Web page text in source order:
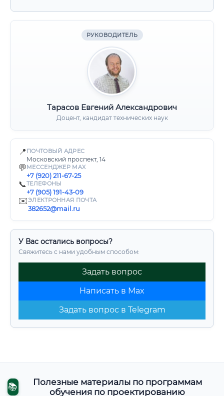
РУКОВОДИТЕЛЬ
Тарасов Евгений Александрович
Доцент, кандидат технических наук
📍 ПОЧТОВЫЙ АДРЕС
Московский проспект, 14
💬 МЕССЕНДЖЕР MAX
+7 (920) 211-67-25
📞ТЕЛЕФОНЫ
+7 (905) 191-43-09
✉️ЭЛЕКТРОННАЯ ПОЧТА
382652@mail.ru
У Вас остались вопросы?
Свяжитесь с нами удобным способом:
Задать вопрос
Написать в Max
Задать вопрос в Telegram
📚
Полезные материалы по программам
обучения по проектированию